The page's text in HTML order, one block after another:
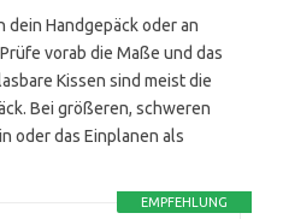
dein Handgepäck oder an
vorab die Maße und das
Kissen sind meist die
Bei größeren, schweren
oder das Einplanen als
EMPFEHLUNG